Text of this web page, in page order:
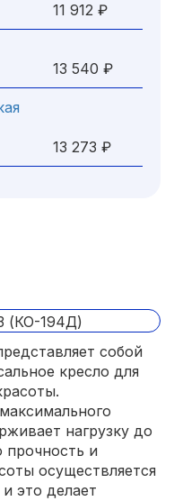
11 912 ₽
13 540 ₽
13 273 ₽
собой
кресло для
нагрузку до
прочность и
осуществляется
это делает